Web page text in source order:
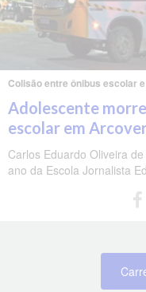
Colisão entre ônibus escolar
Adolescente
escolar em
Carlos Eduardo Oliveira
ano da Escola Jornalista